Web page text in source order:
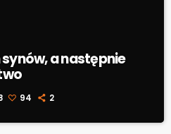
a następnie
94 2